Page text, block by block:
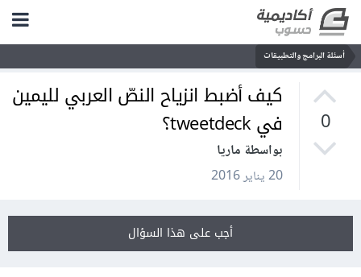
أسئلة البرامج والتطبيقات
0
كيف أضبط انزياح النصّ العربي لليمين
في tweetdeck؟
بواسطة ماريا
20 يناير 2016
أجب على هذا السؤال